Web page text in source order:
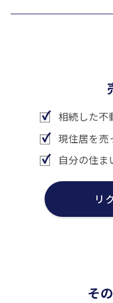
相続した不
現住居を売
自分の住ま
リ
そ